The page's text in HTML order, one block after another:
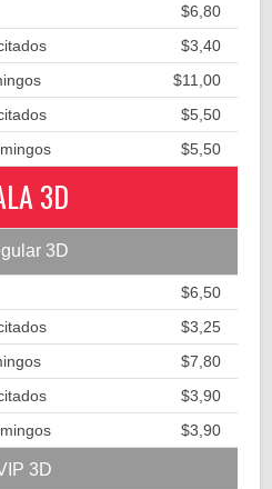
$6,80
$3,40
$11,00
$5,50
$5,50
3D
3D
$6,50
$3,25
$7,80
$3,90
$3,90
3D